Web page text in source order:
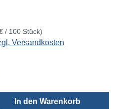
/ 100 Stück)
Versandkosten
Gib den
In den Warenkorb